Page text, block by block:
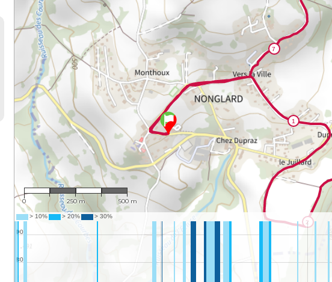
1 : 10,399
0 250 m 500 m